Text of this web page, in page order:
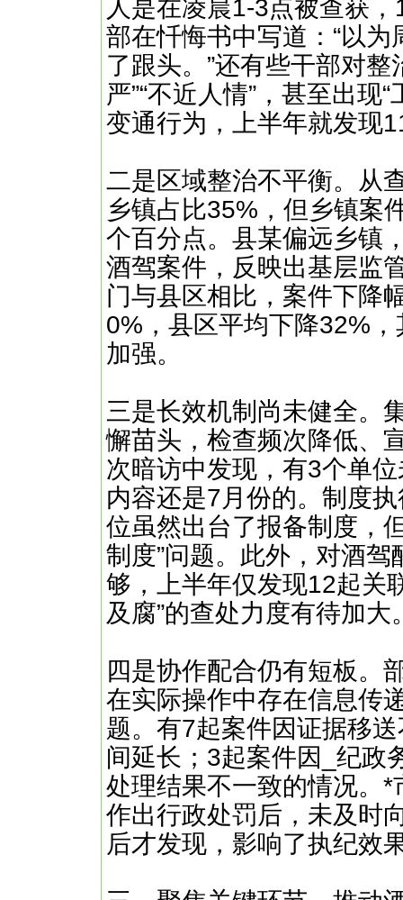
人是在凌晨1-3点被查获
部在忏悔书中写道：“以
了跟头。”还有些干部对
严”“不近人情”，甚至出现
变通行为，上半年就发现
二是区域整治不平衡。从
乡镇占比35%，但乡镇案
个百分点。县某偏远乡镇
酒驾案件，反映出基层监
门与县区相比，案件下降
0%，县区平均下降32%
加强。
三是长效机制尚未健全。
懈苗头，检查频次降低、
次暗访中发现，有3个单
内容还是7月份的。制度
位虽然出台了报备制度，
制度”问题。此外，对酒
够，上半年仅发现12起关
及腐”的查处力度有待加大
四是协作配合仍有短板。
在实际操作中存在信息传
题。有7起案件因证据移
间延长；3起案件因_纪政
处理结果不一致的情况。
作出行政处罚后，未及时
后才发现，影响了执纪效